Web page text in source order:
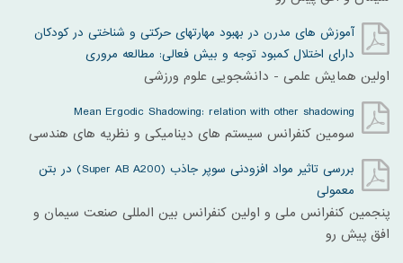
آموزش های مدرن در بهبود مهارتهای حرکتی و شناختی در کودکان
دارای اختلال کمبود توجه و بیش فعالی: مطالعه مروری
اولین همایش علمی - دانشجویی علوم ورزشی
Mean Ergodic Shadowing: relation with other shadowing
سومين کنفرانس سيستم های ديناميکی و نظريه های هندسی
بررسی تاثیر مواد افزودنی سوپر جاذب (Super AB A200) در بتن
معمولی
پنجمین کنفرانس ملی و اولین کنفرانس بین المللی صنعت سیمان و
افق پیش رو